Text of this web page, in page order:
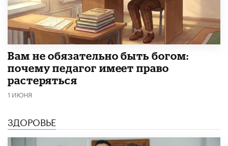
​Вам не обязательно быть богом:
почему педагог имеет право
растеряться
1 ИЮНЯ
ЗДОРОВЬЕ